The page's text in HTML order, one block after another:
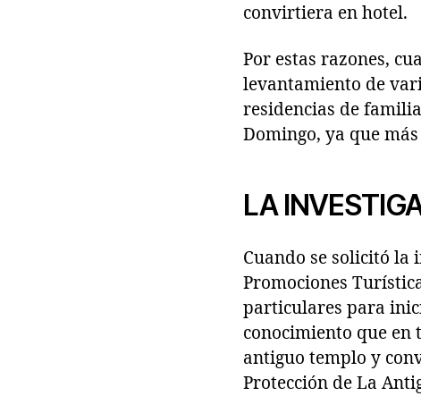
convirtiera en hotel.
Por estas razones,
levantamiento de
residencias de
Domingo, ya que
LA
Cuando se solicitó la
Promociones
particulares para
conocimiento que en
antiguo templo y
Protección de La